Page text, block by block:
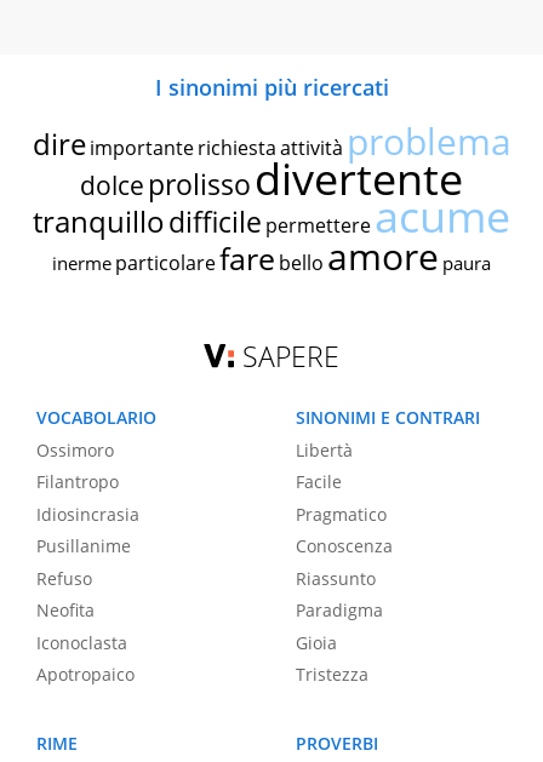
I sinonimi più ricercati
dire importante richiestaattività problema
dolce prolissodivertente
tranquillodifficile permettereacume
inerme particolarefare bello amore paura
SAPERE
VOCABOLARIO
Ossimoro
Filantropo
Idiosincrasia
Pusillanime
Refuso
Neofita
Iconoclasta
Apotropaico
SINONIMI E CONTRARI
Libertà
Facile
Pragmatico
Conoscenza
Riassunto
Paradigma
Gioia
Tristezza
RIME
PROVERBI